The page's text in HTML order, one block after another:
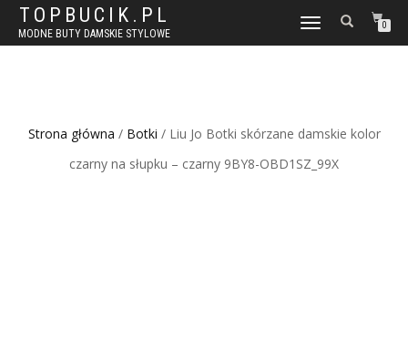
TOPBUCIK.PL
MODNE BUTY DAMSKIE STYLOWE
WŁĄCZ
NAWIGACJĘ
0
Strona główna / Botki / Liu Jo Botki skórzane damskie kolor
czarny na słupku – czarny 9BY8-OBD1SZ_99X